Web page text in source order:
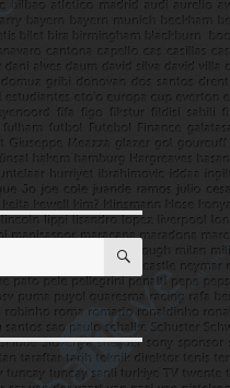
ARA